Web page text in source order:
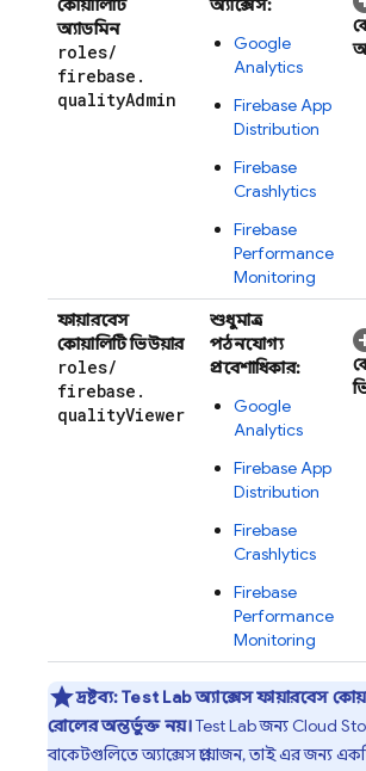
কোয়ালিটি
অ্যাডমিন
roles/
firebase .
qualityAdmin
অ্যাক্সেস:
Google
Analytics
Firebase App
Distribution
Firebase
Crashlytics
Firebase
Performance
Monitoring
ফায়ারবেস
কোয়ালিটি ভিউয়ার
roles/
firebase .
qualityViewer
শুধুমাত্র
পঠনযোগ্য
প্রবেশাধিকার:
Google
Analytics
Firebase App
Distribution
Firebase
Crashlytics
Firebase
Performance
Monitoring
দ্রষ্টব্য:Test Labঅ্যাক্সেস ফায়ারবেস
রোলের অন্তর্ভুক্ত নয়।Test Labজন্য Cloud
বাকেটগুলিতে অ্যাক্সেস প্রয়োজন, তাই এর জন্য একটি